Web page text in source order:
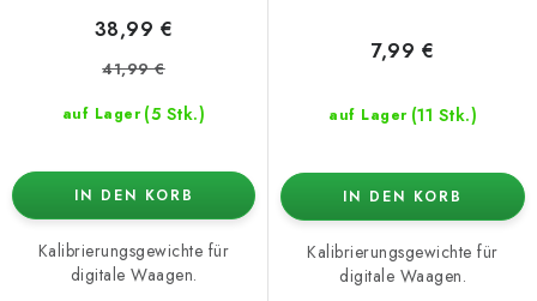
auf Lager (5 Stk.)
38,99 €
41,99 €
IN DEN KORB
Kalibrierungsgewichte für
digitale Waagen.
auf Lager (11 Stk.)
7,99 €
IN DEN KORB
Kalibrierungsgewichte für
digitale Waagen.